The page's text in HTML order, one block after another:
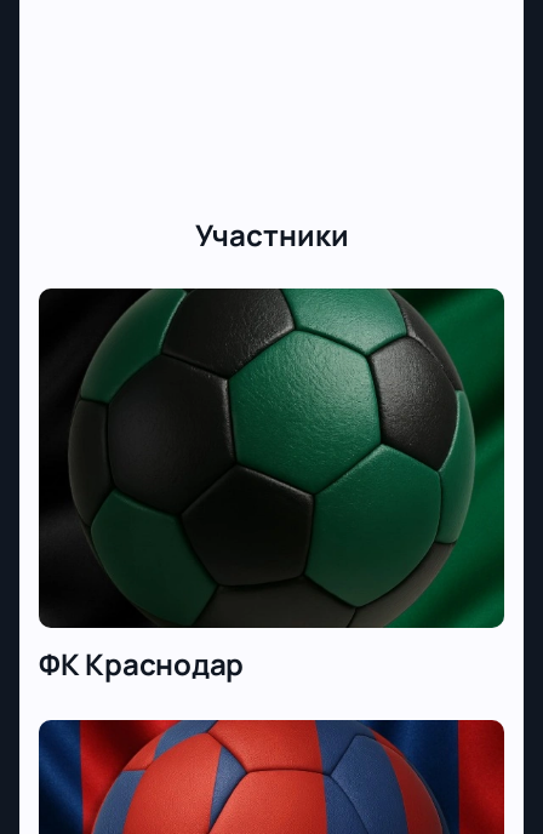
Участники
ФК Краснодар